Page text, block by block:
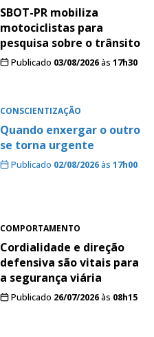
SBOT-PR mobiliza
motociclistas para
pesquisa sobre o trânsito
Publicado 03/08/2026às 17h30
CONSCIENTIZAÇÃO
Quando enxergar o outro
se torna urgente
Publicado 02/08/2026às 17h00
COMPORTAMENTO
Cordialidade e direção
defensiva são vitais para
a segurança viária
Publicado 26/07/2026às 08h15